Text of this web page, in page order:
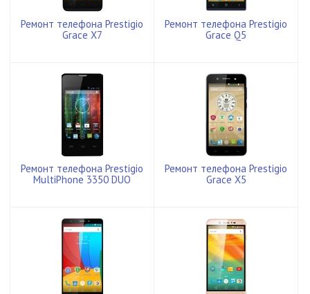
Ремонт телефона Prestigio
Grace X7
Ремонт телефона Prestigio
Grace Q5
Ремонт телефона Prestigio
MultiPhone 3350 DUO
Ремонт телефона Prestigio
Grace X5